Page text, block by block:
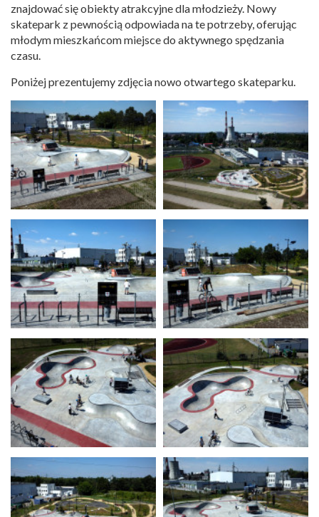
znajdować się obiekty atrakcyjne dla młodzieży. Nowy
skatepark z pewnością odpowiada na te potrzeby, oferując
młodym mieszkańcom miejsce do aktywnego spędzania
czasu.
Poniżej prezentujemy zdjęcia nowo otwartego skateparku.